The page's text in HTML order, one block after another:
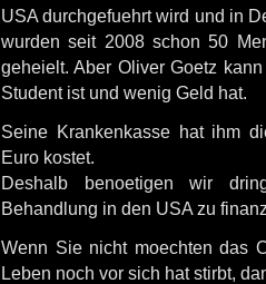
USA durchgefuehrt wird und in
wurden seit 2008 schon 50
geheielt. Aber Oliver Goetz
Student ist und wenig Geld hat.
Seine Krankenkasse hat ihm
Euro kostet.
Deshalb benoetigen wir
Behandlung in den USA zu
Wenn Sie nicht moechten das
Leben noch vor sich hat stirbt,